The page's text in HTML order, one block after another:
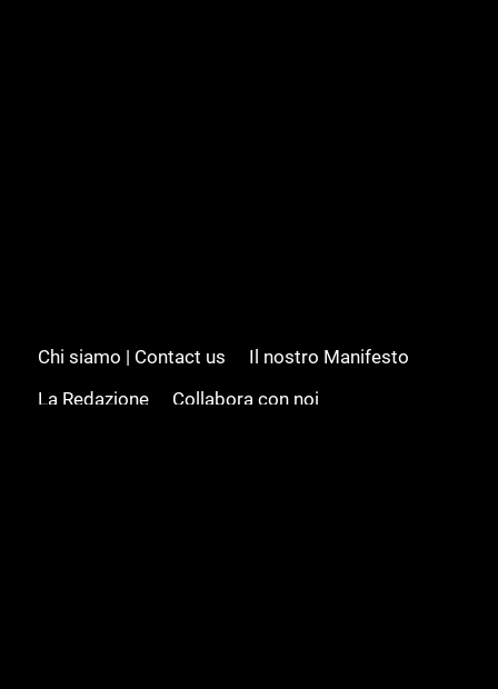
Chi siamo | Contact us
Il nostro Manifesto
La Redazione
Collabora con noi